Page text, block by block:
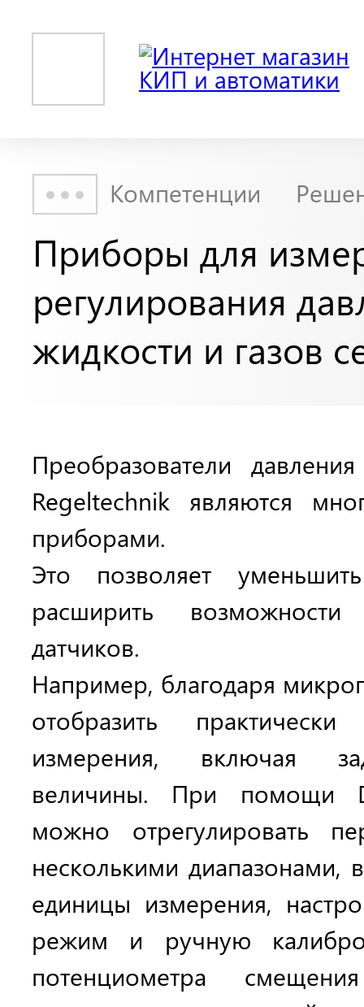
Компетенции
Приборы для
регулирования
жидкости и газов
Преобразователи
Regeltechnik являются
приборами.
Это позволяет
расширить
датчиков.
Например, благодаря
отобразить
измерения, включая
величины. При помощи
можно отрегулировать
несколькими диапазонами,
единицы измерения,
режим и ручную
потенциометра